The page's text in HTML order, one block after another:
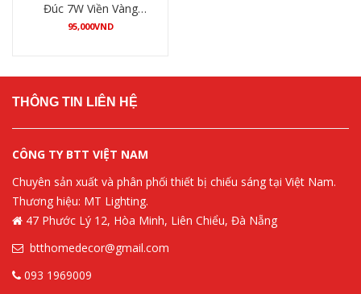
Đúc 7W Viền Vàng
VEGA
95,000VND
THÔNG TIN LIÊN HỆ
CÔNG TY BTT VIỆT NAM
Chuyên sản xuất và phân phối thiết bị chiếu sáng tại Việt Nam.
Thương hiệu: MT Lighting.
47 Phước Lý 12, Hòa Minh, Liên Chiểu, Đà Nẵng
btthomedecor@gmail.com
093 1969009